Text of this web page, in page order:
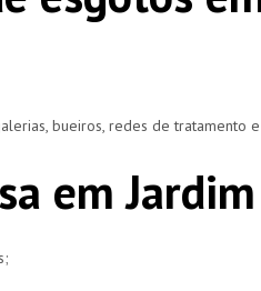
bueiros, redes de tratamento
em